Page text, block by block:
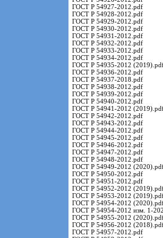
ГОСТ Р 54927-2012.pdf
ГОСТ Р 54928-2012.pdf
ГОСТ Р 54929-2012.pdf
ГОСТ Р 54930-2012.pdf
ГОСТ Р 54931-2012.pdf
ГОСТ Р 54932-2012.pdf
ГОСТ Р 54933-2012.pdf
ГОСТ Р 54934-2012.pdf
ГОСТ Р 54935-2012
ГОСТ Р 54936-2012.pdf
ГОСТ Р 54937-2018.pdf
ГОСТ Р 54938-2012.pdf
ГОСТ Р 54939-2012.pdf
ГОСТ Р 54940-2012.pdf
ГОСТ Р 54941-2012
ГОСТ Р 54942-2012.pdf
ГОСТ Р 54943-2012.pdf
ГОСТ Р 54944-2012.pdf
ГОСТ Р 54945-2012.pdf
ГОСТ Р 54946-2012.pdf
ГОСТ Р 54947-2012.pdf
ГОСТ Р 54948-2012.pdf
ГОСТ Р 54949-2012
ГОСТ Р 54950-2012.pdf
ГОСТ Р 54951-2012.pdf
ГОСТ Р 54952-2012
ГОСТ Р 54953-2012
ГОСТ Р 54954-2012
ГОСТ Р 54954-2012 изм. 1-
ГОСТ Р 54955-2012
ГОСТ Р 54956-2012
ГОСТ Р 54957-2012.pdf